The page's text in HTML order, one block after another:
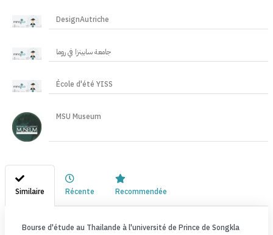
DesignAutriche
جامعة سابينزا في روما
École d'été YISS
MSU Museum
Similaire Récente Recommendée
Bourse d'étude au Thailande à l'université de Prince de Songkla